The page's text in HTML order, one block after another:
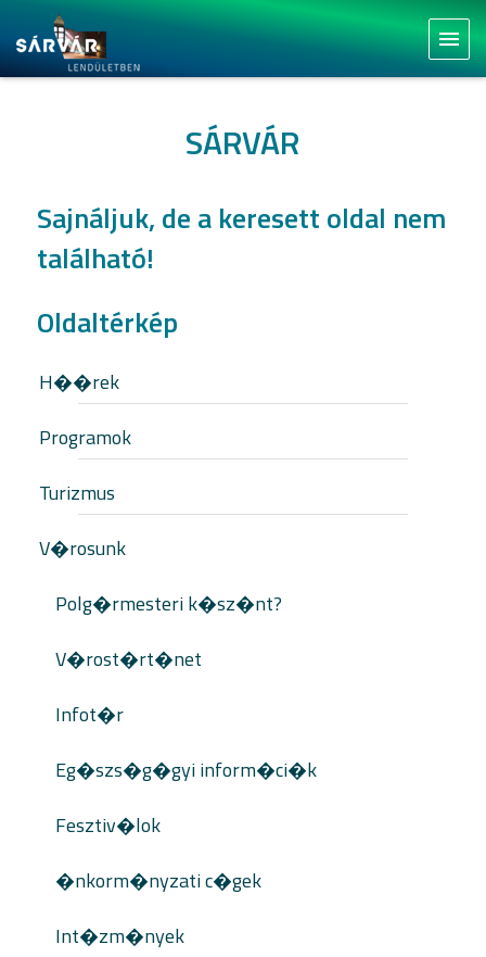
menu
SÁRVÁR
Sajnáljuk, de a keresett oldal nem
található!
Oldaltérkép
H��rek
Programok
Turizmus
V�rosunk
Polg�rmesteri k�sz�nt?
V�rost�rt�net
Infot�r
Eg�szs�g�gyi inform�ci�k
Fesztiv�lok
�nkorm�nyzati c�gek
Int�zm�nyek